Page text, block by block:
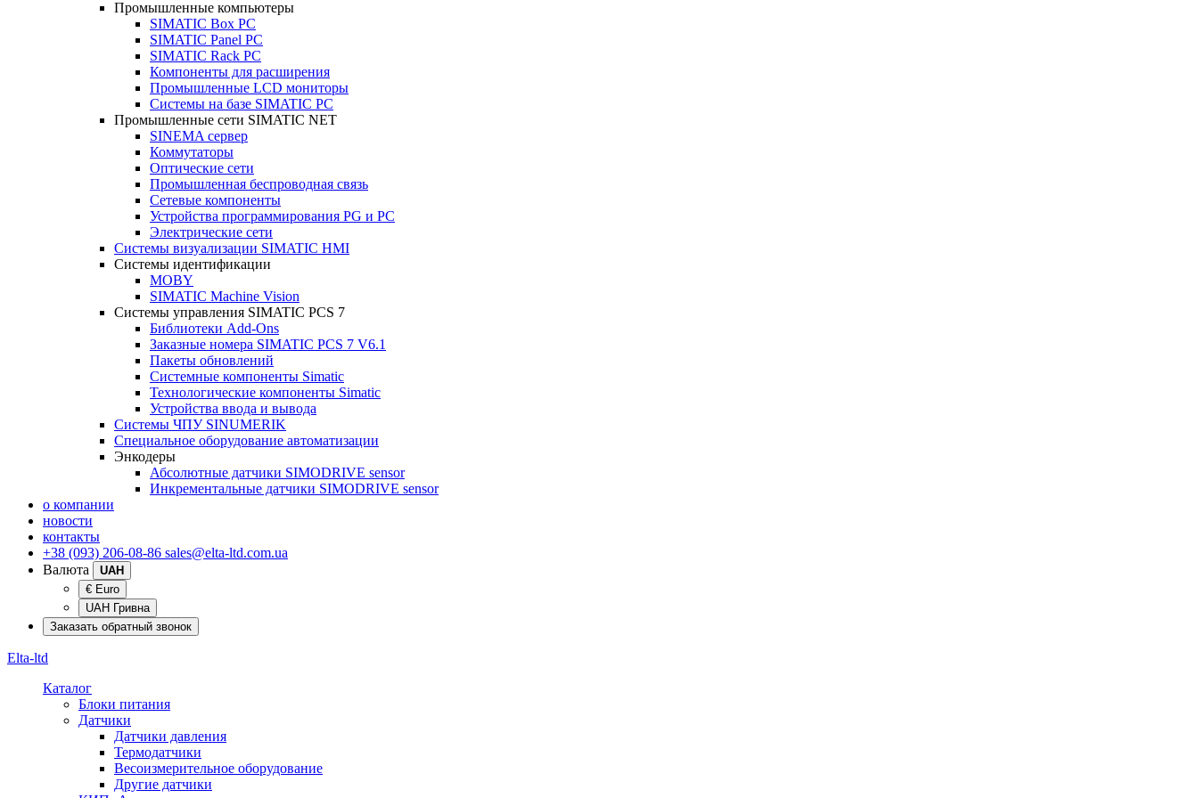
Промышленные компьютеры
SIMATIC Box PC
SIMATIC Panel PС
SIMATIC Rack PC
Компоненты для расширения
Промышленные LCD мониторы
Системы на базе SIMATIC PC
Промышленные сети SIMATIC NET
SINEMA сервер
Коммутаторы
Оптические сети
Промышленная беспроводная связь
Сетевые компоненты
Устройства программирования PG и PC
Электрические сети
Системы визуализации SIMATIC HMI
Системы идентификации
MOBY
SIMATIC Machine Vision
Системы управления SIMATIC PCS 7
Библиотеки Add-Ons
Заказные номера SIMATIC PCS 7 V6.1
Пакеты обновлений
Системные компоненты Simatic
Технологические компоненты Simatic
Устройства ввода и вывода
Системы ЧПУ SINUMERIK
Специальное оборудование автоматизации
Энкодеры
Абсолютные датчики SIMODRIVE sensor
Инкрементальные датчики SIMODRIVE sensor
о компании
новости
контакты
+38 (093) 206-08-86 sales@elta-ltd.com.ua
Валюта
UAH
€ Euro
UAH Гривна
Заказать обратный звонок
Elta-ltd
Каталог
Блоки питания
Датчики
Датчики давления
Термодатчики
Весоизмерительное оборудование
Другие датчики